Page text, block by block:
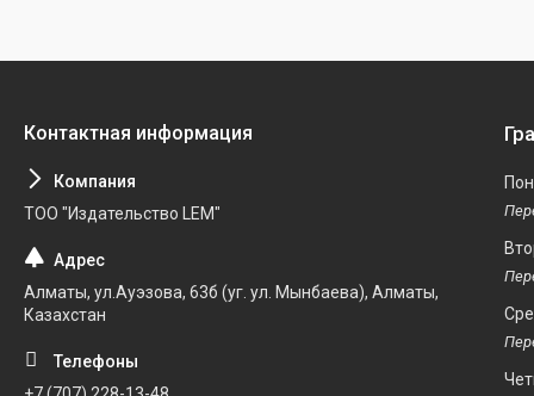
ТОО "Издательство LEM"
Алматы, ул.Ауэзова, 63б (уг. ул. Мынбаева), Алматы,
Казахстан